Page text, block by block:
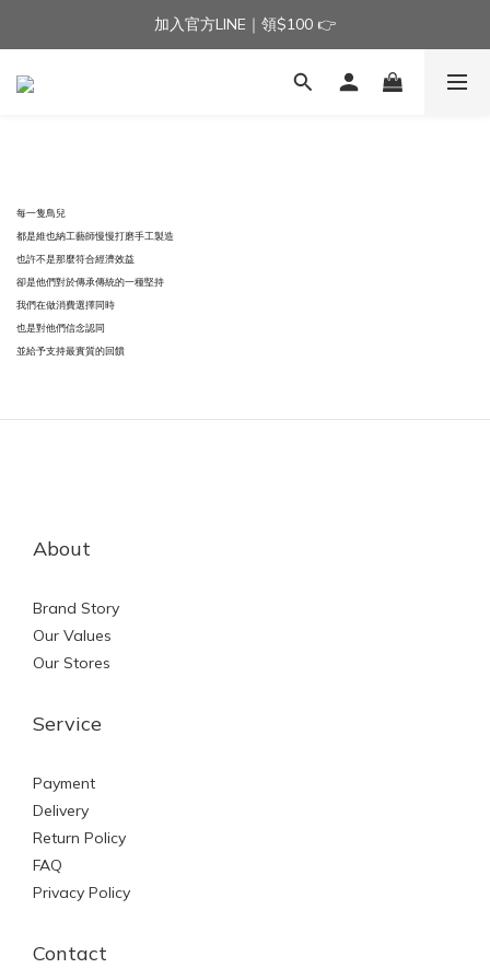
加入官方LINE｜領$100 👉
加入官方LINE｜領$100 👉
滿$3000免運費 | 滿$5000贈AISLE方塊酥髮夾乙個
每一隻鳥兒
都是維也納工藝師慢慢打磨手工製造
也許不是那麼符合經濟效益
卻是他們對於傳承傳統的一種堅持
我們在做消費選擇同時
也是對他們信念認同
並給予支持最實質的回饋
About
Brand Story
Our Values
Our Stores
Service
Payment
Delivery
Return Policy
FAQ
Privacy Policy
Contact